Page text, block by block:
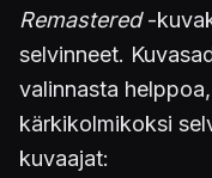
Remastered-
selvinneet.
valinnasta
kärkikolmikoksi
kuvaajat: